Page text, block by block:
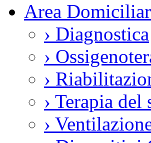
Area
› Diagnostica
›
›
› Terapia del
›